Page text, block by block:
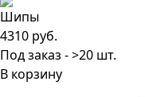
4310 руб.
Под заказ - >20 шт.
В корзину